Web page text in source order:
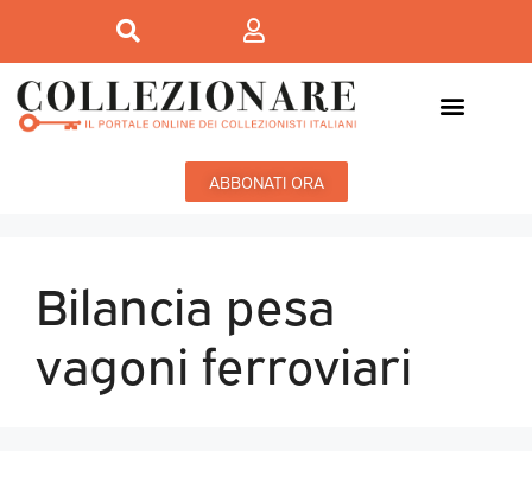
ABBONATI ORA
Bilancia pesa
vagoni ferroviari